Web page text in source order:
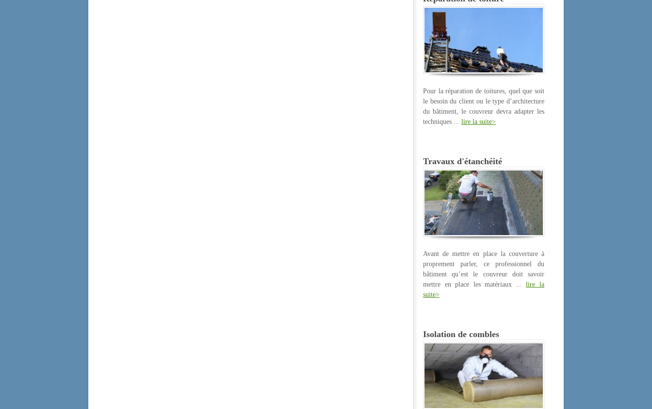
Pour la réparation de toitures, quel que soit
le besoin du client ou le type d’architecture
du bâtiment, le couvreur devra adapter les
techniques ... lire la suite>
Travaux d'étanchéité
Avant de mettre en place la couverture à
proprement parler, ce professionnel du
bâtiment qu’est le couvreur doit savoir
mettre en place les matériaux ...lire la
suite>
Isolation de combles